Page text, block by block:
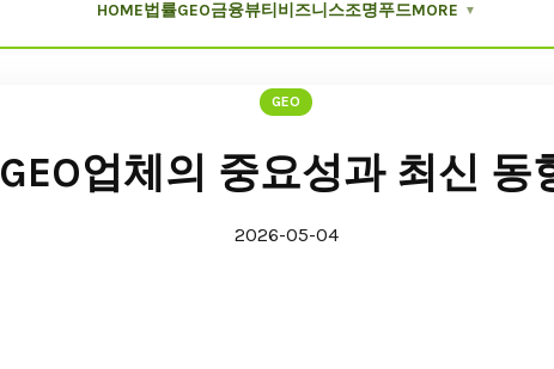
HOME법률GEO금융뷰티 비즈니스조명푸드MORE ▼
GEO
GEO업체의 중요성과 최신 동
2026-05-04